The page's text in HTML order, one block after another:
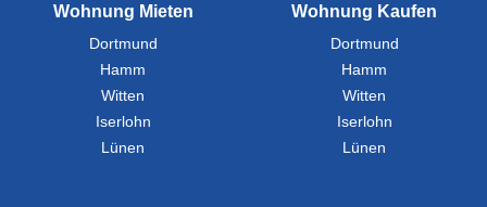
Wohnung Mieten
Dortmund
Hamm
Witten
Iserlohn
Lünen
Wohnung Kaufen
Dortmund
Hamm
Witten
Iserlohn
Lünen